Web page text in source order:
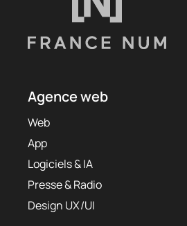
Agence web
Web
App
Logiciels & IA
Presse & Radio
Design UX/UI